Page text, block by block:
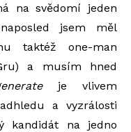
na svědomí jeden
jsem měl
taktéž one-man
a musím hned
je vlivem
a vyzrálosti
kandidát na jedno